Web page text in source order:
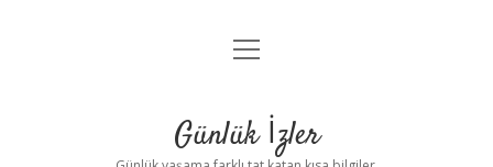
Anasayfa
Yasal Uyarı
menüyü
Günlük İzler